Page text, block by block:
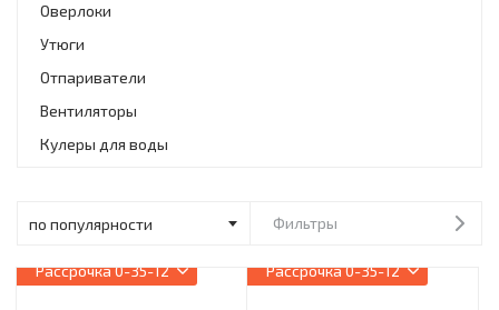
Встраиваемая техника
Инструменты и техника
Товары для дома
Пылесосы
Фильтры для воды
Мелкая бытовая техника
Оверлоки
Утюги
Отпариватели
Вентиляторы
Кулеры для воды
Фильтры
Рассрочка0-35-12 Рассрочка0-35-12